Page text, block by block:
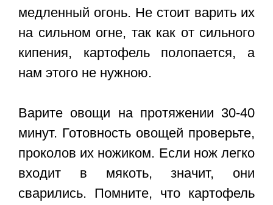
медленный огонь. Не стоит варить их
на сильном огне, так как от сильного
кипения, картофель полопается, а
нам этого не нужною.
Варите овощи на протяжении 30-40
минут. Готовность овощей проверьте,
проколов их ножиком. Если нож легко
входит в мякоть, значит, они
сварились. Помните, что картофель